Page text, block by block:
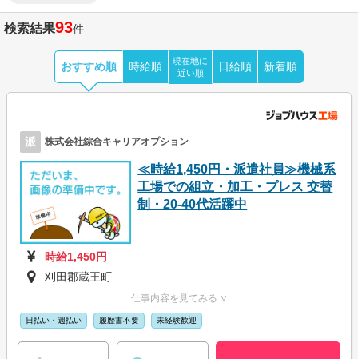
検索結果93件
おすすめ順 時給順
現在地に
近い順
日給順 新着順
派 株式会社綜合キャリアオプション
≪時給1,450円・派遣社員≫機械系
工場での組立・加工・プレス 交替
制・20-40代活躍中
時給1,450円
刈田郡蔵王町
仕事内容を見てみる ∨
日払い・週払い 履歴書不要 未経験歓迎